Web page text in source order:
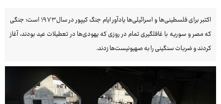
اکتبر برای فلسطینی‌ها و اسرائیلی‌ها یادآور ایام جنگ کیپور در سال۱۹۷۳ است؛ جنگی
که مصر و سوریه با غافلگیری تمام در روزی که یهودی‌ها در تعطیلات عید بودند، آغاز
کردند و ضربات سنگینی را به صهیونیست‌ها زدند.